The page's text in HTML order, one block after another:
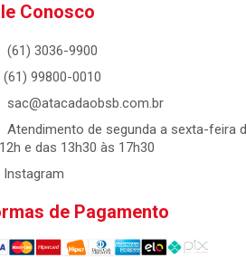
Conosco
(61) 3036-9900
(61) 99800-0010
sac@atacadaobsb.com.br
Atendimento de segunda a sexta-feira
e das 13h30 às 17h30
Instagram
de Pagamento